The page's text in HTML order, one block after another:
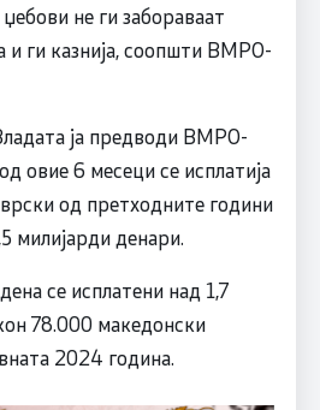
не ги забораваат
и ги казнија, соопшти ВМРО-
ја предводи ВМРО-
овие 6 месеци се исплатија
од претходните години
милијарди денари.
се исплатени над 1,7
78.000 македонски
2024 година.